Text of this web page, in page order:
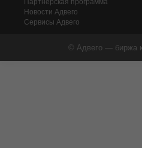
Партнерская программа
Новости Адвего
Сервисы Адвего
© Адвего — биржа